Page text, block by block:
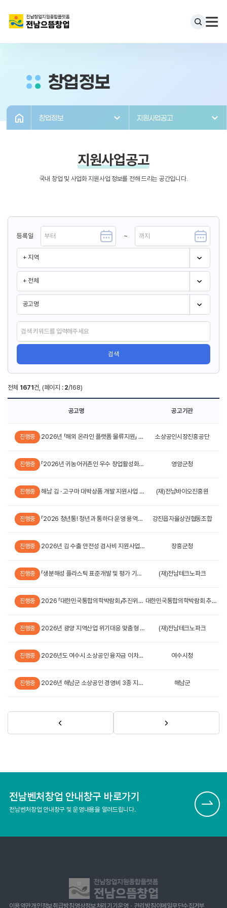
창업정보
창업정보 지원사업공고
지원사업공고
국내 창업 및 사업화 지원사업 정보를 전해 드리는 공간입니다.
등록일 ~
검색
전체 1671건, (페이지 : 2/168)
공고명 공고기관
진행중 2026년 「해외 온라인 플랫폼 물류지원」 사업 참여 소상공인 모집 공고 소상공인시장진흥공단
진행중 「2026년 귀농어귀촌인 우수 창업활성화 지원사업」사업대상자 모집 재공고(영암) 영암군청
진행중 해남 김 · 고구마 대박상품 개발 지원사업 수혜기업 3차 모집 공고 계획 (재)전남바이오진흥원
진행중 「2026 청년통! 청년과 통하다 운영 용역사업」 청년 창업 지원사업 참여자 모집 공고 강진읍자율상권협동조합
진행중 2026년 김 수출 안전성 검사비 지원사업 지침 장흥군청
진행중 「생분해성 플라스틱 표준개발 및 평가 기반구축」 기업지원사업 공고 (재)전남테크노파크
진행중 2026 「대한민국통합의학박람회」추진위원회 의료산업관(건강산업테크관) 참여업체 모집 공고 대한민국통합의학박람회 추진위원회
진행중 2026년 광양 지역산업 위기대응 맞춤형 지원사업 3차 통합공고 (재)전남테크노파크
진행중 2026년도 여수시 소상공인 융자금 이차보전 지원계획 변경 공고 여수시청
진행중 2026년 해남군 소상공인 경영비 3종 지원사업 공고 해남군
전남벤처창업 안내창구 바로가기
전남벤처창업 안내창구 및 운영내용을 알려드립니다.
이용약관개인정보취급방침영상정보처리기기운영ㆍ관리방침이메일무단수집거부